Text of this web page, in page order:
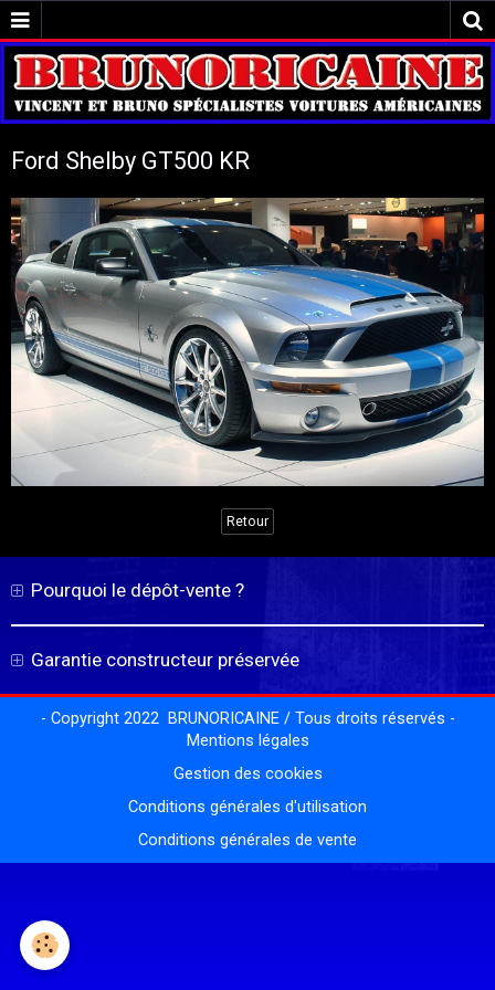
Ford Shelby GT500 KR
Retour
Pourquoi le dépôt-vente ?
Garantie constructeur préservée
- Copyright 2022 BRUNORICAINE / Tous droits réservés -
Mentions légales
Gestion des cookies
Conditions générales d'utilisation
Conditions générales de vente